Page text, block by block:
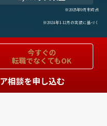
※2025年9月末時点
※2024年1-12月の実績に基づく
今すぐの
転職でなくてもOK
相談を申し込む